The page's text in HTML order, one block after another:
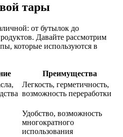
тары
от бутылок до
Давайте рассмотрим
которые используются в
Преимущества
Легкость, герметичность,
возможность переработки
Удобство, возможность
многократного
использования